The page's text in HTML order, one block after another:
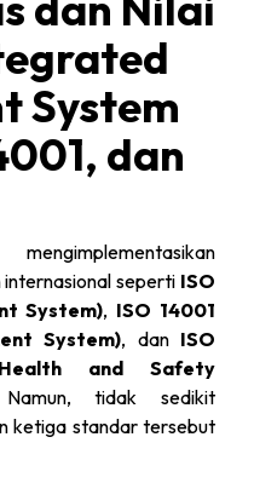
System
dan
seperti ISO
System), ISO 14001
System), dan ISO
and Safety
tidak sedikit
ketiga standar tersebut